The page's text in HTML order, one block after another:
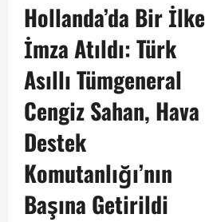
Hollanda’da Bir İlke
İmza Atıldı: Türk
Asıllı Tümgeneral
Cengiz Sahan, Hava
Destek
Komutanlığı’nın
Başına Getirildi